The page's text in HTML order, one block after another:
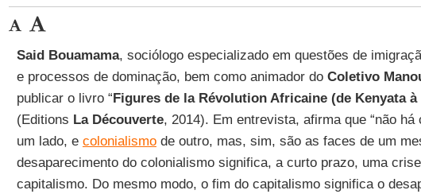
Said Bouamama, sociólogo especializado em questões de
e processos de dominação, bem como animador do Coletivo
publicar o livro “Figures de la Révolution Africaine (de Kenyata à
(Editions La Découverte, 2014). Em entrevista, afirma que “não há
um lado, e colonialismode outro, mas, sim, são as faces de um
desaparecimento do colonialismo significa, a curto prazo, uma
capitalismo. Do mesmo modo, o fim do capitalismo significa o